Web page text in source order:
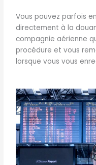
Vous pouvez parfois
directement à la
compagnie aérienne
procédure et vous
lorsque vous vous